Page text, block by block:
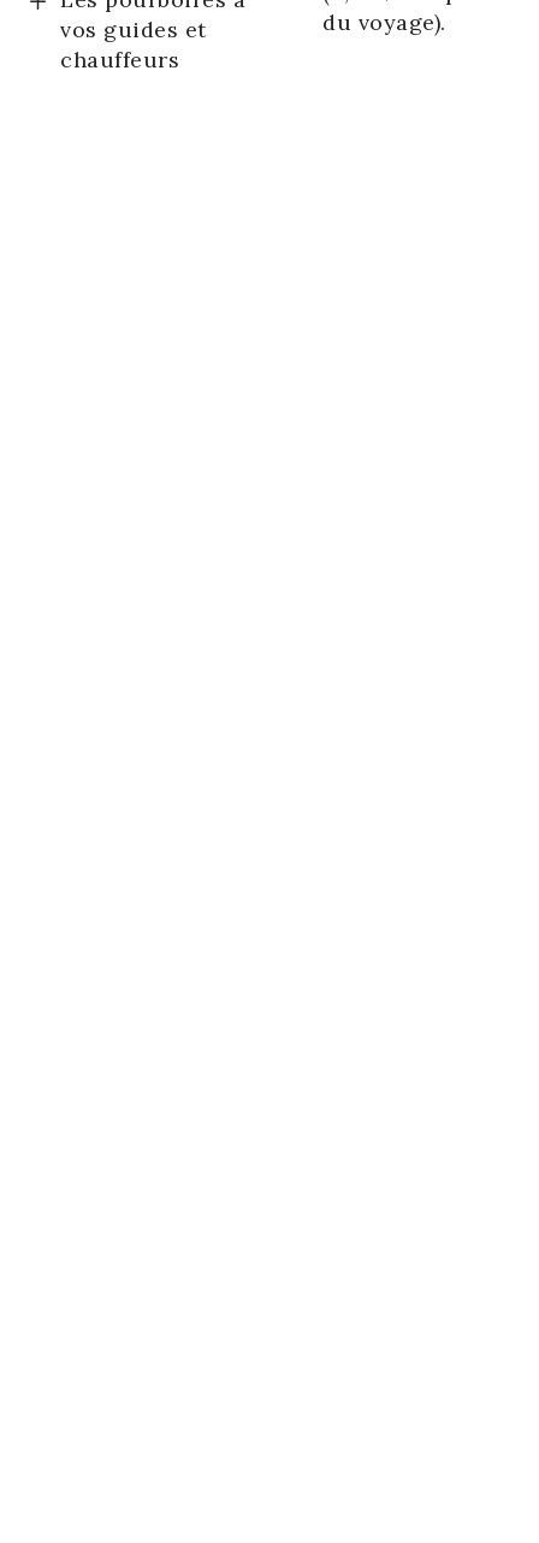
vos guides et
chauffeurs
du voyage).